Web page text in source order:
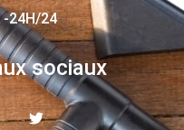
-24H/24
sociaux